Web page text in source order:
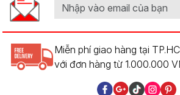
Miễn phí giao hàng tại
với đơn hàng từ 1.000.000